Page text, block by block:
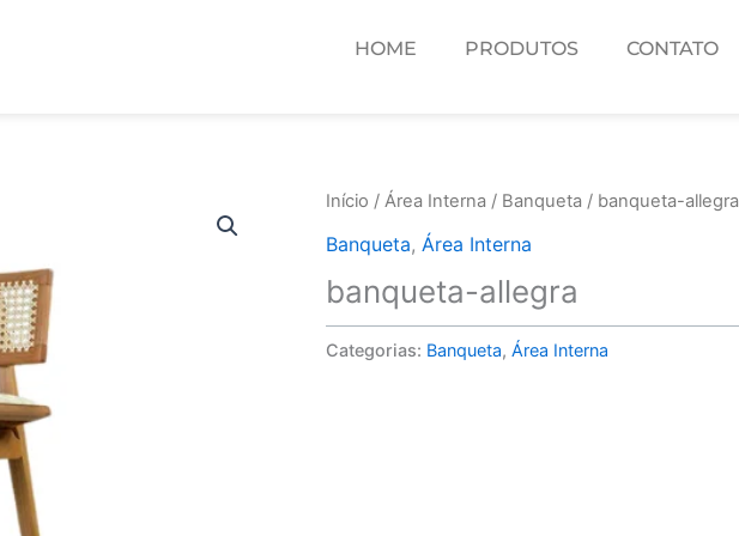
HOME PRODUTOS CONTATO
Início / Área Interna / Banqueta / banqueta-allegra
Banqueta, Área Interna
banqueta-allegra
Categorias: Banqueta, Área Interna